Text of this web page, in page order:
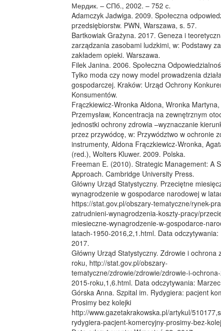
Мердик. – СПб., 2002. – 752 с.
Adamczyk Jadwiga. 2009. Społeczna
przedsiębiorstw. PWN, Warszawa, s. 57.
Bartkowiak Grażyna. 2017. Geneza i
zarządzania zasobami ludzkimi, w: Podstawy
zakładem opieki. Warszawa.
Filek Janina. 2006. Społeczna
Tylko moda czy nowy model prowadzenia
gospodarczej. Kraków: Urząd Ochrony
Konsumentów.
Frączkiewicz-Wronka Aldona, Wronka
Przemysław, Koncentracja na zewnętrznym
jednostki ochrony zdrowia –wyznaczanie
przez przywódcę, w: Przywództwo w ochronie
instrumenty, Aldona Frączkiewicz-Wronka,
(red.), Wolters Kluwer. 2009. Polska.
Freeman E. (2010). Strategic Management: A
Approach. Cambridge University Press.
Główny Urząd Statystyczny. Przeciętne
wynagrodzenie w gospodarce narodowej w
https://stat.gov.pl/obszary-tematyczne/rynek-
zatrudnieni-wynagrodzenia-koszty-pracy/
miesieczne-wynagrodzenie-w-gospodarce-
latach-1950-2016,2,1.html. Data odczytywania:
2017.
Główny Urząd Statystyczny. Zdrowie i ochrona
roku, http://stat.gov.pl/obszary-
tematyczne/zdrowie/zdrowie/zdrowie-i-
2015-roku,1,6.html. Data odczytywania:
Górska Anna. Szpital im. Rydygiera: pacjent
Prosimy bez kolejki
http://www.gazetakrakowska.pl/artykul/
rydygiera-pacjent-komercyjny-prosimy-bez-